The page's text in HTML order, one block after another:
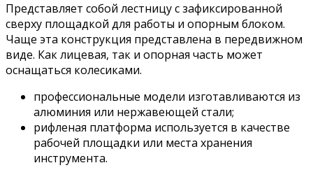
Представляет собой лестницу с зафиксированной
сверху площадкой для работы и опорным блоком.
Чаще эта конструкция представлена в передвижном
виде. Как лицевая, так и опорная часть может
оснащаться колесиками.
профессиональные модели изготавливаются из
алюминия или нержавеющей стали;
рифленая платформа используется в качестве
рабочей площадки или места хранения
инструмента.